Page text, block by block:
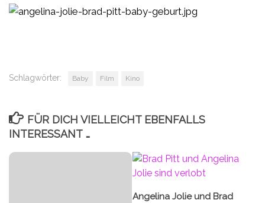
Schlagwörter: Baby Film Kino
FÜR DICH VIELLEICHT EBENFALLS
INTERESSANT …
Angelina Jolie und Brad